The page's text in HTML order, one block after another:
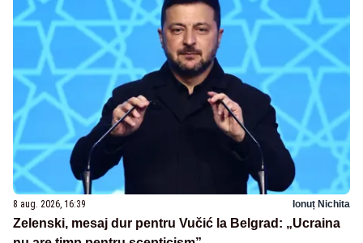
8 aug. 2026, 16:39 Ionuț Nichita
Zelenski, mesaj dur pentru Vučić la Belgrad: „Ucraina